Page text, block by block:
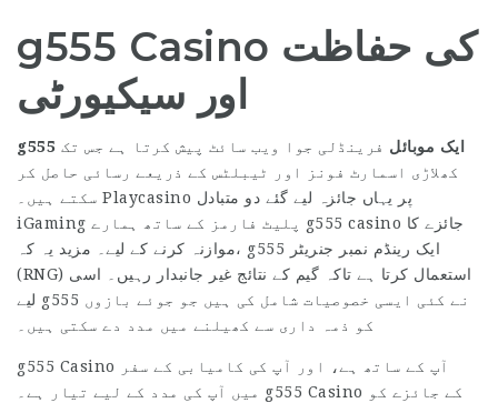
g555 Casino کی حفاظت
اور سیکیورٹی
g555 ایک موبائل فرینڈلی جوا ویب سائٹ پیش کرتا ہے جس تک
کھلاڑی اسمارٹ فونز اور ٹیبلٹس کے ذریعے رسائی حاصل کر
سکتے ہیں۔ Playcasino پر یہاں جائزہ لیے گئے دو متبادل
iGaming پلیٹ فارمز کے ساتھ ہمارے g555 casino جائزے کا
موازنہ کرنے کے لیے۔ مزید یہ کہ، g555 ایک رینڈم نمبر جنریٹر
(RNG) استعمال کرتا ہے تاکہ گیم کے نتائج غیر جانبدار رہیں۔ اسی
لیے g555 نے کئی ایسی خصوصیات شامل کی ہیں جو جوئے بازوں
کو ذمہ داری سے کھیلنے میں مدد دے سکتی ہیں۔
g555 Casino آپ کے ساتھ ہے، اور آپ کی کامیابی کے سفر
میں آپ کی مدد کے لیے تیار ہے۔ g555 Casino کے جائزے کو